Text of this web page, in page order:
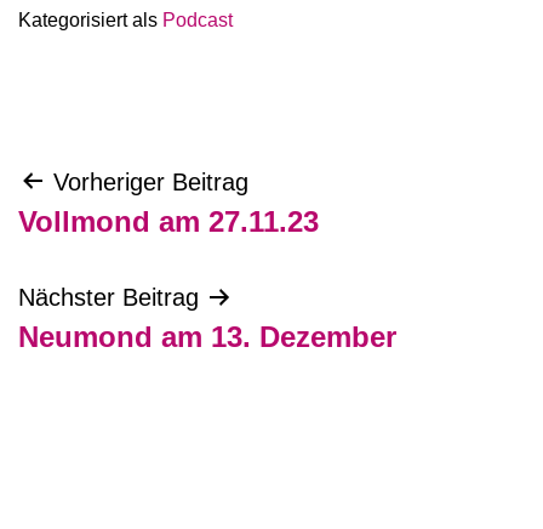
Kategorisiert als Podcast
Beitragsnavigation
Vorheriger Beitrag
Vollmond am 27.11.23
Nächster Beitrag
Neumond am 13. Dezember